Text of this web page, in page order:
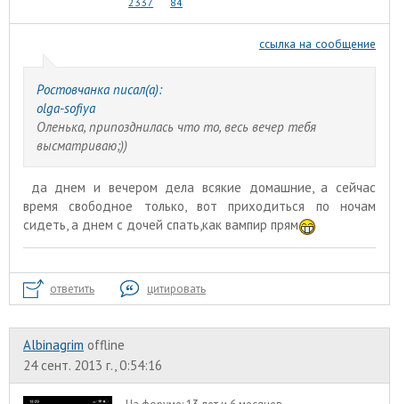
ссылка на сообщение
Ростовчанка писал(а):
olga-sofiya
Оленька, припозднилась что то, весь вечер тебя
высматриваю;))
да днем и вечером дела всякие домашние, а сейчас
время свободное только, вот приходиться по ночам
сидеть, а днем с дочей спать,как вампир прям
ответить цитировать
Albinagrim offline
24 сент. 2013 г., 0:54:16